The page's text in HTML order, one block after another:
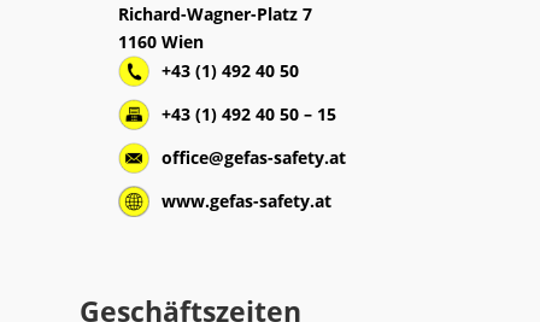
Richard-Wagner-Platz 7
1160 Wien
+43 (1) 492 40 50
+43 (1) 492 40 50 – 15
office@gefas-safety.at
www.gefas-safety.at
Geschäftszeiten